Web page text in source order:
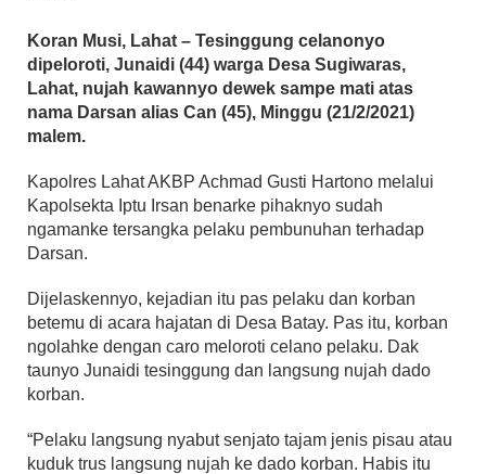
Koran Musi, Lahat – Tesinggung celanonyo
dipeloroti, Junaidi (44) warga Desa Sugiwaras,
Lahat, nujah kawannyo dewek sampe mati atas
nama Darsan alias Can (45), Minggu (21/2/2021)
malem.
Kapolres Lahat AKBP Achmad Gusti Hartono melalui
Kapolsekta Iptu Irsan benarke pihaknyo sudah
ngamanke tersangka pelaku pembunuhan terhadap
Darsan.
Dijelaskennyo, kejadian itu pas pelaku dan korban
betemu di acara hajatan di Desa Batay. Pas itu, korban
ngolahke dengan caro meloroti celano pelaku. Dak
taunyo Junaidi tesinggung dan langsung nujah dado
korban.
“Pelaku langsung nyabut senjato tajam jenis pisau atau
kuduk trus langsung nujah ke dado korban. Habis itu